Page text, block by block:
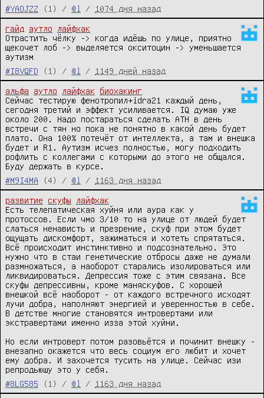
#YAOJZZ
(1) / @l / 1074 дня назад
гайд аутло
лайфхак
Отрастить чёлку -> когда идёшь по улице, приятно
щекочет лоб -> выделяется окситоцин -> уменьшается
аутизм
#I8VQFD
(1) / @l / 1149 дней назад
альфа аутло лайфхак
биохакинг
Сейчас тестирую фенотропил+idra21 каждый день,
сегодня третий и эффект усиливается. IQ думаю уже
около 200. Надо постараться сделать ATH в день
встречи с тян но пока не понятно в какой день будет
плато. Она 100% потечёт от интеллекта, а там и внешка
будет и R1. Аутизм исчез полностью, могу подходить
рофлить с коллегами с которыми до этого не общался.
Буду держать в курсе.
#M9I4MA
(4) / @l / 1163 дня назад
развитие скуфы
лайфхак
Есть телепатическая хуйня или аура как у
протоссов. Если чмо 3/10 то на улице от людей будет
слаться ненависть и презрение, скуф при этом будет
ощущать дискомфорт, зажиматься и хотеть спрятаться.
Всё происходит инстинктивно и подсознательно. Это
нужно что в стаи генетические отбросы даже не думали
размножаться, а наоборот старались изолироваться или
ликвидироваться. Депрессия тоже с этим связана. Все
скуфы депрессивны, кроме маняскуфов. С хорошей
внешкой всё наоборот - от каждого встречного исходят
лучи добра, наполняют энергией и уверенностью в себе.
В детстве многие становятся интровертами или
экстравертами именно изза этой хуйни.
Но если интроверт потом разовьётся и починит внешку -
внезапно окажется что весь социум его любит и хочет
ему добра. И захочется тусить на улице. Сейчас изи
репродьюшу это у себя.
#8LG585
(1) / @l / 1163 дня назад